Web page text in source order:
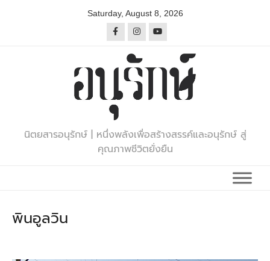
Saturday, August 8, 2026
นิตยสารอนุรักษ์ | หนึ่งพลังเพื่อสร้างสรรค์และอนุรักษ์ สู่
คุณภาพชีวิตยั่งยืน
พินอูลวิน